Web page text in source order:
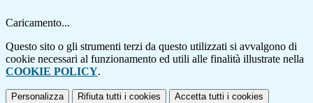
Caricamento...
Questo sito o gli strumenti terzi da questo utilizzati si avvalgono di
cookie necessari al funzionamento ed utili alle finalità illustrate nella
COOKIE POLICY.
Personalizza Rifiuta tutti i cookies Accetta tutti i cookies